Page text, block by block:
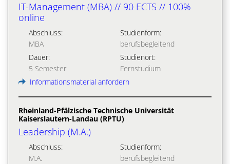
IT-Management (MBA) // 90 ECTS // 100%
online
Abschluss:
MBA
Studienform:
berufsbegleitend
Dauer:
5 Semester
Studienort:
Fernstudium
Informationsmaterial anfordern
Rheinland-Pfälzische Technische Universität
Kaiserslautern-Landau (RPTU)
Leadership (M.A.)
Abschluss:
M.A.
Studienform:
berufsbegleitend